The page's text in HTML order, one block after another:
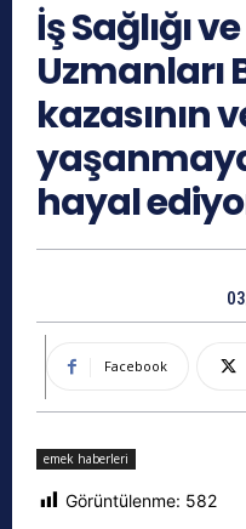
İş Sağlığı
Uzmanları
kazasının
hayal
Facebook
emek haberleri
Görüntülenme: 582